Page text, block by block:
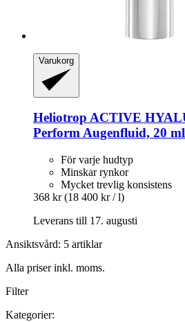
Varukorg
Heliotrop ACTIVE
Perform Augenfluid, 20 ml
För varje hudtyp
Minskar rynkor
Mycket trevlig konsistens
368 kr (18 400 kr / l)
Leverans till 17. augusti
Ansiktsvård: 5 artiklar
Alla priser inkl. moms.
Filter
Kategorier: